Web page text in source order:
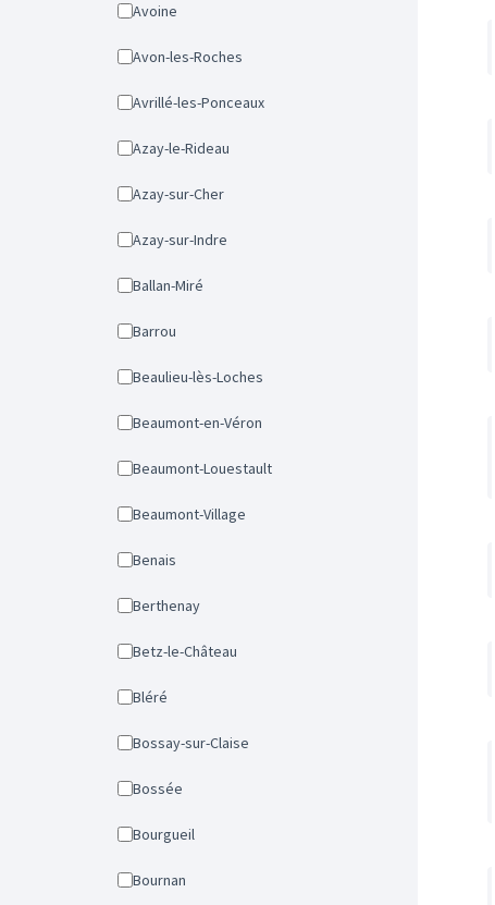
Avoine
Avon-les-Roches
Avrillé-les-Ponceaux
Azay-le-Rideau
Azay-sur-Cher
Azay-sur-Indre
Ballan-Miré
Barrou
Beaulieu-lès-Loches
Beaumont-en-Véron
Beaumont-Louestault
Beaumont-Village
Benais
Berthenay
Betz-le-Château
Bléré
Bossay-sur-Claise
Bossée
Bourgueil
Bournan